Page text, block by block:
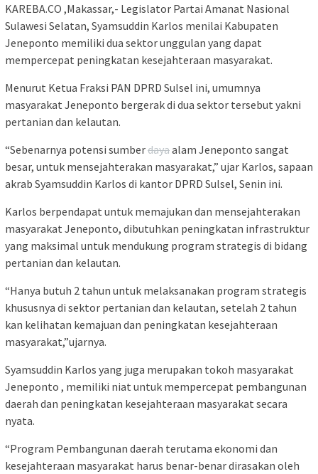
KAREBA.CO ,Makassar,- Legislator Partai Amanat Nasional
Sulawesi Selatan, Syamsuddin Karlos menilai Kabupaten
Jeneponto memiliki dua sektor unggulan yang dapat
mempercepat peningkatan kesejahteraan masyarakat.
Menurut Ketua Fraksi PAN DPRD Sulsel ini, umumnya
masyarakat Jeneponto bergerak di dua sektor tersebut yakni
pertanian dan kelautan.
“Sebenarnya potensi sumberdayaalam Jeneponto sangat
besar, untuk mensejahterakan masyarakat,” ujar Karlos, sapaan
akrab Syamsuddin Karlos di kantor DPRD Sulsel, Senin ini.
Karlos berpendapat untuk memajukan dan mensejahterakan
masyarakat Jeneponto, dibutuhkan peningkatan infrastruktur
yang maksimal untuk mendukung program strategis di bidang
pertanian dan kelautan.
“Hanya butuh 2 tahun untuk melaksanakan program strategis
khususnya di sektor pertanian dan kelautan, setelah 2 tahun
kan kelihatan kemajuan dan peningkatan kesejahteraan
masyarakat,”ujarnya.
Syamsuddin Karlos yang juga merupakan tokoh masyarakat
Jeneponto , memiliki niat untuk mempercepat pembangunan
daerah dan peningkatan kesejahteraan masyarakat secara
nyata.
“Program Pembangunan daerah terutama ekonomi dan
kesejahteraan masyarakat harus benar-benar dirasakan oleh